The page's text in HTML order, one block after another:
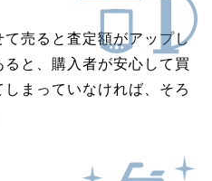
売ると査定額がアップし
と、購入者が安心して買
まっていなければ、そろ